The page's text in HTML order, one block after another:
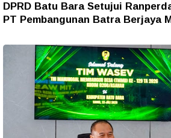
DPRD Batu Bara Setujui
PT Pembangunan Batra Berjaya